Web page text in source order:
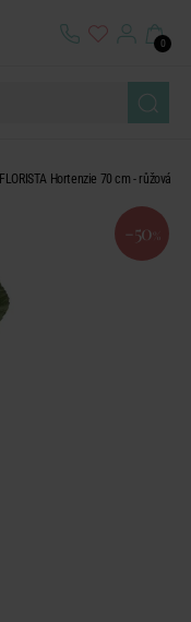
0
FLORISTA Hortenzie 70 cm - růžová
-50 %